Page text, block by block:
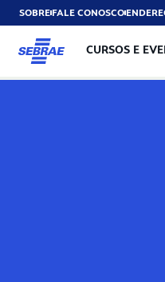
SOBREFALE CONOSCO
CURSOS E